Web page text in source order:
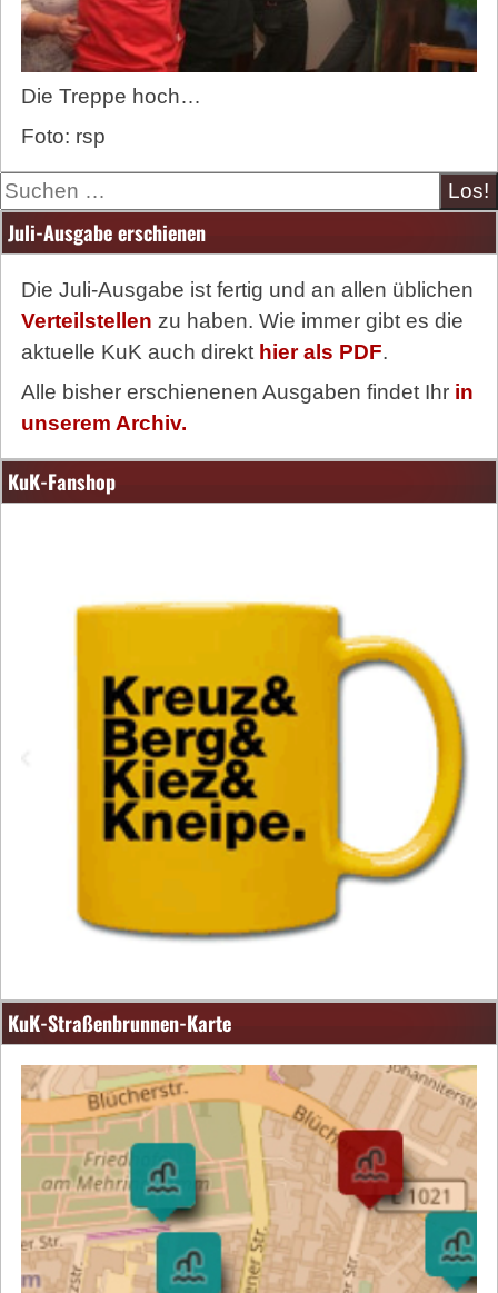
Die Treppe hoch…
Foto: rsp
Suche
Juli-Ausgabe erschienen
Die Juli-Ausgabe ist fertig und an allen üblichen
Verteilstellen zu haben. Wie immer gibt es die
aktuelle KuK auch direkt hier als PDF.
Alle bisher erschienenen Ausgaben findet Ihr in
unserem Archiv.
KuK-Fanshop
KuK-Straßenbrunnen-Karte